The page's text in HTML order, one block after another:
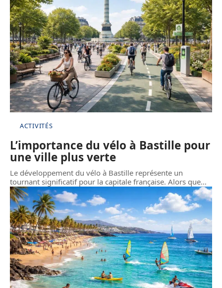
ACTIVITÉS
L’importance du vélo à Bastille pour
une ville plus verte
Le développement du vélo à Bastille représente un
tournant significatif pour la capitale française. Alors que…